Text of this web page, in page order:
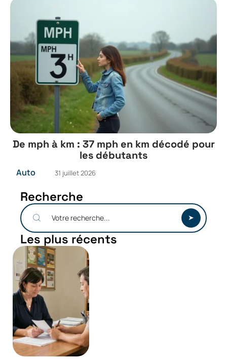
De mph à km : 37 mph en km décodé pour
les débutants
Auto 31 juillet 2026
Recherche
Les plus récents